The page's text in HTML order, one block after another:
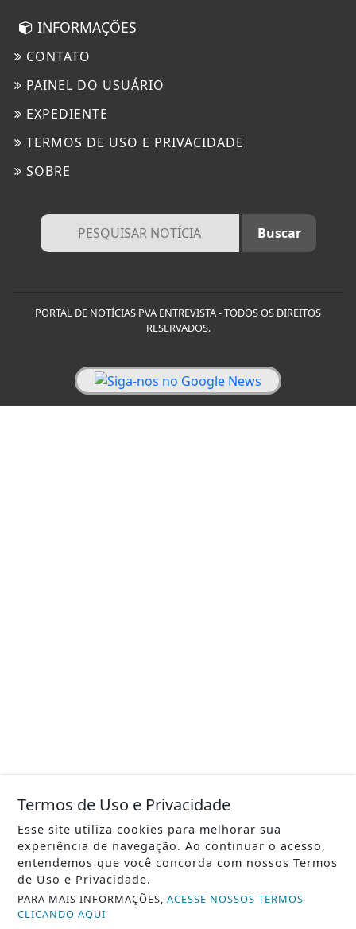
INFORMAÇÕES
CONTATO
PAINEL DO USUÁRIO
EXPEDIENTE
TERMOS DE USO E PRIVACIDADE
SOBRE
PORTAL DE NOTÍCIAS PVA ENTREVISTA - TODOS OS DIREITOS
RESERVADOS.
Termos de Uso e Privacidade
Esse site utiliza cookies para melhorar sua
experiência de navegação. Ao continuar o acesso,
entendemos que você concorda com nossos Termos
de Uso e Privacidade.
PARA MAIS INFORMAÇÕES,ACESSE NOSSOS TERMOS
CLICANDO AQUI